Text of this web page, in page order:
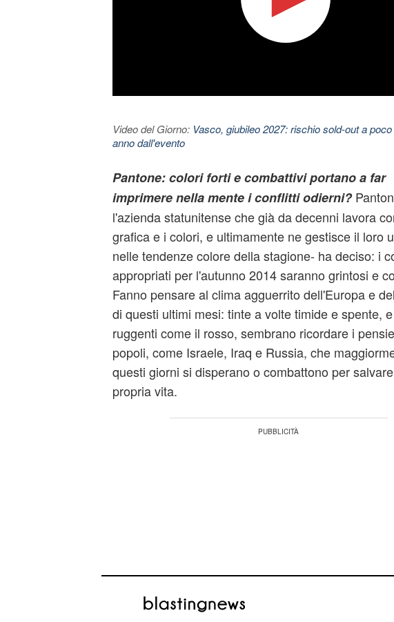
Video del Giorno: Vasco, giubileo 2027: rischio sold-out a
anno dall'evento
Pantone: colori forti e combattivi portano a far
imprimere nella mente i conflitti odierni?
l'azienda statunitense che già da decenni lavora
grafica e i colori, e ultimamente ne gestisce il loro
nelle tendenze colore della stagione- ha deciso: i
appropriati per l'autunno 2014 saranno grintosi e
Fanno pensare al clima agguerrito dell'Europa e
di questi ultimi mesi: tinte a volte timide e spente,
ruggenti come il rosso, sembrano ricordare i
popoli, come Israele, Iraq e Russia, che
questi giorni si disperano o combattono per
propria vita.